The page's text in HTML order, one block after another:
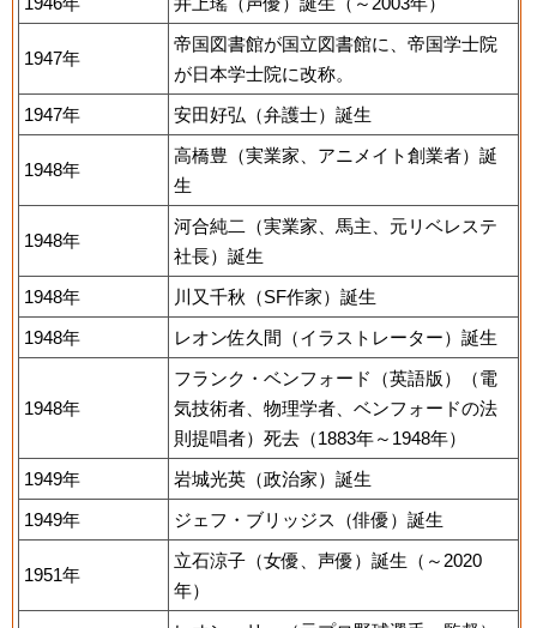
1947年
帝国図書館が国立図書館に、帝国学士院
が日本学士院に改称。
1947年
安田好弘（弁護士）誕生
1948年
高橋豊（実業家、アニメイト創業者）誕
生
1948年
河合純二（実業家、馬主、元リベレステ
社長）誕生
1948年
川又千秋（SF作家）誕生
1948年
レオン佐久間（イラストレーター）誕生
1948年
フランク・ベンフォード（英語版）（電
気技術者、物理学者、ベンフォードの法
則提唱者）死去（1883年～1948年）
1949年
岩城光英（政治家）誕生
1949年
ジェフ・ブリッジス（俳優）誕生
1951年
立石涼子（女優、声優）誕生（～2020
年）